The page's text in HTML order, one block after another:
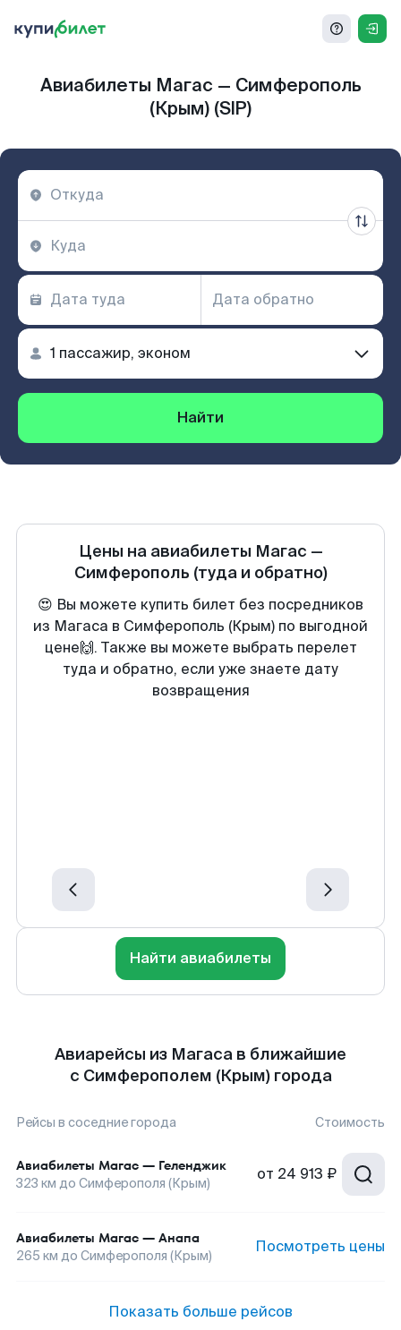
Авиабилеты Магас — Симферополь
(Крым) (SIP)
Найти
Цены на авиабилеты Магас —
Симферополь (туда и обратно)
😍 Вы можете купить билет без посредников
из Магаса в Симферополь (Крым) по выгодной
цене🙌. Также вы можете выбрать перелет
туда и обратно, если уже знаете дату
возвращения
Найти авиабилеты
Авиарейсы из Магаса в ближайшие
с Симферополем (Крым) города
Рейсы в соседние города Стоимость
Авиабилеты Магас — Геленджик
323 км до Симферополя (Крым) от 24 913 ₽
Авиабилеты Магас — Анапа
265 км до Симферополя (Крым) Посмотреть цены
Показать больше рейсов